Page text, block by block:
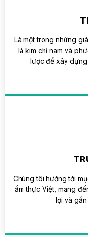
Là một trong những
là kim chỉ nam và
lược để xây
Chúng tôi hướng tới
ẩm thực Việt, mang
lợi và